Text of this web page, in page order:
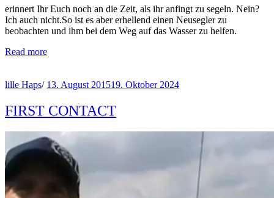
erinnert Ihr Euch noch an die Zeit, als ihr anfingt zu segeln. Nein?
Ich auch nicht.So ist es aber erhellend einen Neusegler zu
beobachten und ihm bei dem Weg auf das Wasser zu helfen.
Read more
lille Haps/ 13. August 201519. Oktober 2024
FIRST CONTACT